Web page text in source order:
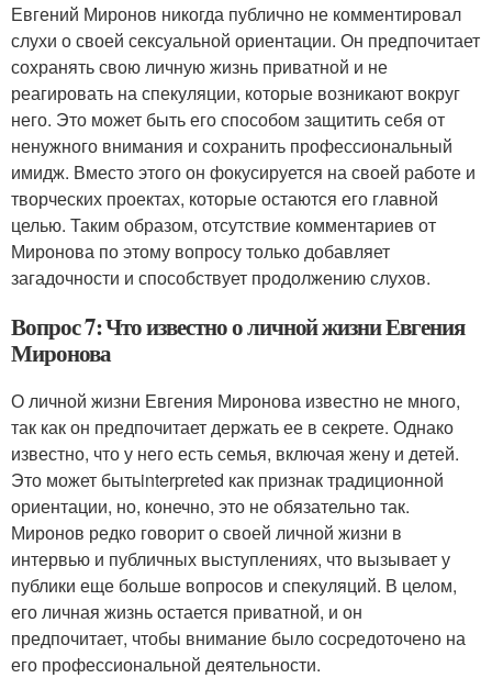
Евгений Миронов никогда публично не комментировал
слухи о своей сексуальной ориентации. Он предпочитает
сохранять свою личную жизнь приватной и не
реагировать на спекуляции, которые возникают вокруг
него. Это может быть его способом защитить себя от
ненужного внимания и сохранить профессиональный
имидж. Вместо этого он фокусируется на своей работе и
творческих проектах, которые остаются его главной
целью. Таким образом, отсутствие комментариев от
Миронова по этому вопросу только добавляет
загадочности и способствует продолжению слухов.
Вопрос 7: Что известно о личной жизни Евгения
Миронова
О личной жизни Евгения Миронова известно не много,
так как он предпочитает держать ее в секрете. Однако
известно, что у него есть семья, включая жену и детей.
Это может бытьinterpreted как признак традиционной
ориентации, но, конечно, это не обязательно так.
Миронов редко говорит о своей личной жизни в
интервью и публичных выступлениях, что вызывает у
публики еще больше вопросов и спекуляций. В целом,
его личная жизнь остается приватной, и он
предпочитает, чтобы внимание было сосредоточено на
его профессиональной деятельности.